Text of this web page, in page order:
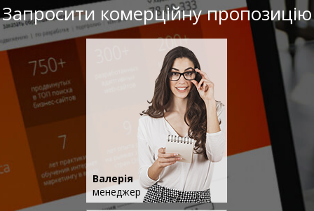
Запросити комерційну пропозицію
Валерія
менеджер